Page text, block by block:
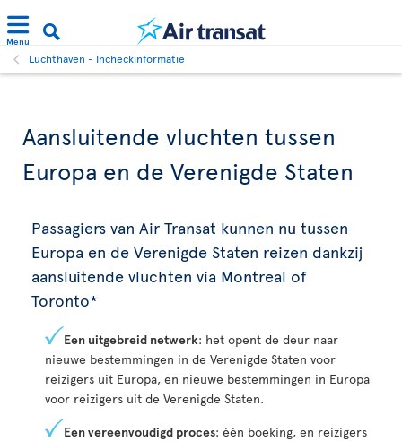
Menu
Luchthaven - Incheckinformatie
Aansluitende vluchten tussen
Europa en de Verenigde Staten
Passagiers van Air Transat kunnen nu tussen
Europa en de Verenigde Staten reizen dankzij
aansluitende vluchten via Montreal of
Toronto*
Een uitgebreid netwerk: het opent de deur naar
nieuwe bestemmingen in de Verenigde Staten voor
reizigers uit Europa, en nieuwe bestemmingen in Europa
voor reizigers uit de Verenigde Staten.
Een vereenvoudigd proces: één boeking, en reizigers